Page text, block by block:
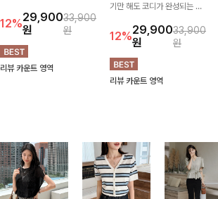
볍게 툭 입기만 해도 멋스러운
스타일을 완성해드려요- 여유
로운 핏으로 군살은 자연스럽
게 커버해주고, 편안한 착용감
까지 더해 손이 자주 가는 데일
12%29,900
원
33,900
원
리뷰 카운트 영역
기만 해도 코디가 완성되는 세
지는 프릴 날개 소매가 우아한
포인트를 더해드립니다💕 잔
잔한 링클 텍스처 소재와 편안
한 허리밴딩으로 하루 종일 산
뜻하고 쾌적하게 즐겨보세요!
12%29,900
원
33,900
원
리뷰 카운트 영역